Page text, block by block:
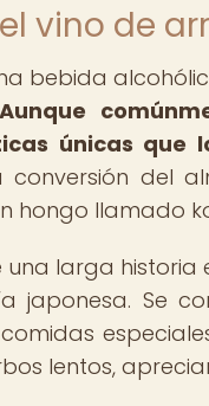
el vino de
bebida
Aunque
únicas que
conversión del
hongo llamado
una larga
japonesa. Se
lentos,